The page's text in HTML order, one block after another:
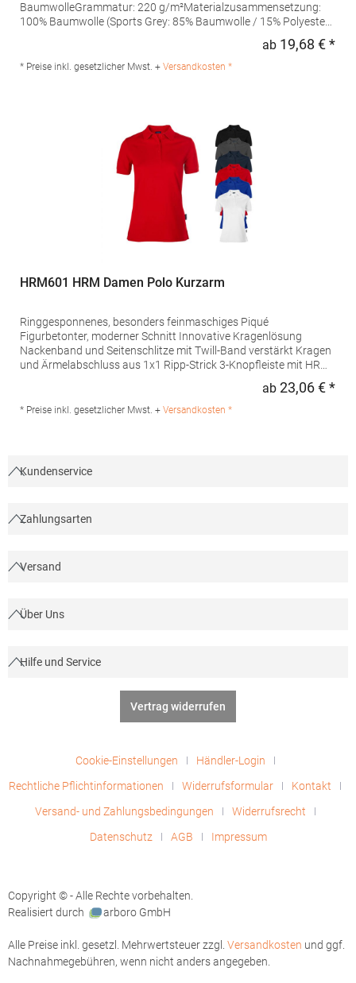
BaumwolleGrammatur: 220 g/m²Materialzusammensetzung:
100% Baumwolle (Sports Grey: 85% Baumwolle / 15% Polyester),
Produktsicherheit: Herst.-Nr.: 4005FHersteller: Promodoro
Fashion GmbH Am Gatherhof 57 40472 Düsseldorf Deutschland
ab 19,68 € *
* Preise inkl. gesetzlicher Mwst. + Versandkosten *
HRM601 HRM Damen Polo Kurzarm
Ringgesponnenes, besonders feinmaschiges Piqué
Figurbetonter, moderner Schnitt Innovative Kragenlösung
Nackenband und Seitenschlitze mit Twill-Band verstärkt Kragen
und Ärmelabschluss aus 1x1 Ripp-Strick 3-Knopfleiste mit HRM-
waschbarTrockner geeignetGrammatur: 180
textil.de
ab 23,06 € *
* Preise inkl. gesetzlicher Mwst. + Versandkosten *
Kundenservice
Zahlungsarten
Versand
Über Uns
Hilfe und Service
Vertrag widerrufen
Cookie-Einstellungen
Händler-Login
Rechtliche Pflichtinformationen
Widerrufsformular
Kontakt
Versand- und Zahlungsbedingungen
Widerrufsrecht
Datenschutz
AGB Impressum
Copyright © - Alle Rechte vorbehalten.
Realisiert durch
arboro GmbH
Alle Preise inkl. gesetzl. Mehrwertsteuer zzgl. Versandkosten und ggf.
Nachnahmegebühren, wenn nicht anders angegeben.